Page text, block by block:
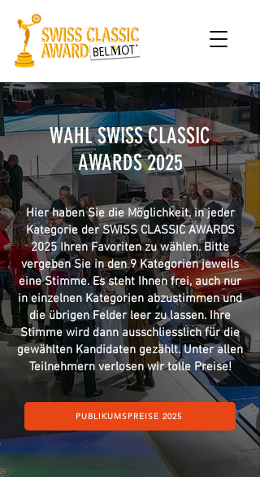
WAHL SWISS CLASSIC
AWARDS 2025
Hier haben Sie die Möglichkeit, in jeder
Kategorie der SWISS CLASSIC AWARDS
2025 Ihren Favoriten zu wählen. Bitte
vergeben Sie in den 9 Kategorien jeweils
eine Stimme. Es steht Ihnen frei, auch nur
in einzelnen Kategorien abzustimmen und
die übrigen Felder leer zu lassen. Ihre
Stimme wird dann ausschliesslich für die
gewählten Kandidaten gezählt. Unter allen
Teilnehmern verlosen wir tolle Preise!
PUBLIKUMSPREISE 2025